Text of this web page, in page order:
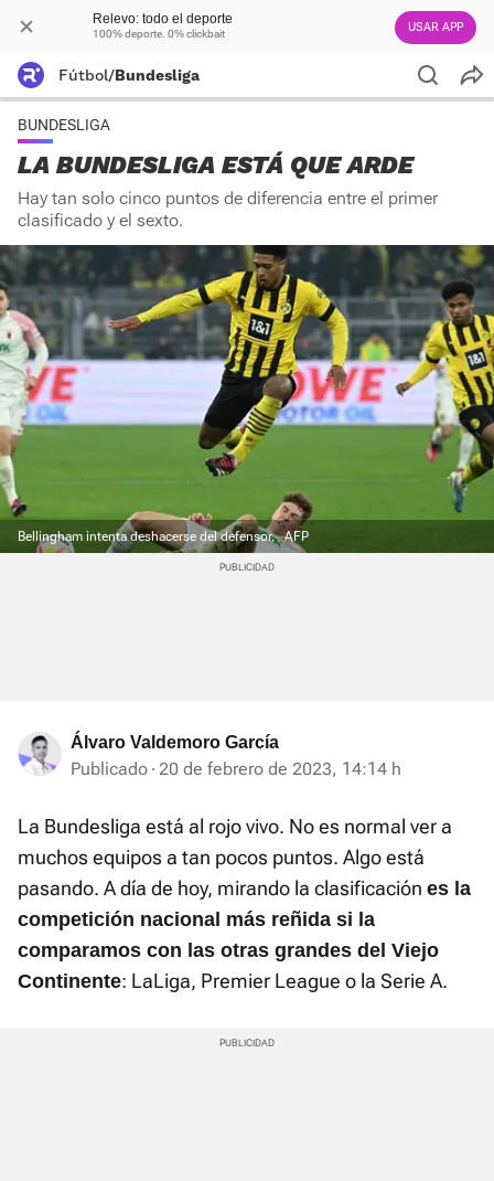
Relevo: todo el deporte
100% deporte. 0% clickbait USAR APP
Fútbol/Bundesliga
BUNDESLIGA
LA BUNDESLIGA ESTÁ QUE ARDE
Hay tan solo cinco puntos de diferencia entre el primer
clasificado y el sexto.
Bellingham intenta deshacerse del defensor. AFP
Álvaro Valdemoro García
Publicado 20 de febrero de 2023, 14:14 h
La Bundesliga está al rojo vivo. No es normal ver a
muchos equipos a tan pocos puntos. Algo está
pasando. A día de hoy, mirando la clasificación es la
competición nacional más reñida si la
comparamos con las otras grandes del Viejo
Continente: LaLiga, Premier League o la Serie A.